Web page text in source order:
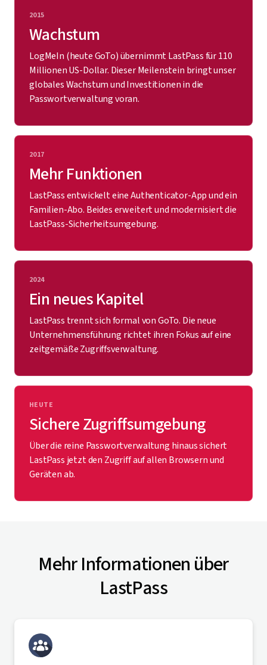
2015
Wachstum
LogMeIn (heute GoTo) übernimmt LastPass für 110
Millionen US-Dollar. Dieser Meilenstein bringt unser
globales Wachstum und Investitionen in die
Passwortverwaltung voran.
2017
Mehr Funktionen
LastPass entwickelt eine Authenticator-App und ein
Familien-Abo. Beides erweitert und modernisiert die
LastPass-Sicherheitsumgebung.
2024
Ein neues Kapitel
LastPass trennt sich formal von GoTo. Die neue
Unternehmensführung richtet ihren Fokus auf eine
zeitgemäße Zugriffsverwaltung.
HEUTE
Sichere Zugriffsumgebung
Über die reine Passwortverwaltung hinaus sichert
LastPass jetzt den Zugriff auf allen Browsern und
Geräten ab.
Mehr Informationen über
LastPass